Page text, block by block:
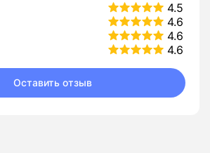
4.5
4.6
4.6
4.6
Оставить отзыв